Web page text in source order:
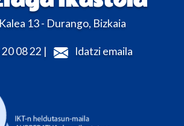
13 - Durango, Bizkaia
08 22 | Idatzi emaila